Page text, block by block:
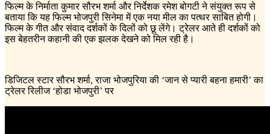
फिल्म के निर्माता कुमार सौरभ शर्मा और निर्देशक रमेश बोगटी ने संयुक्त रूप से
बताया कि यह फिल्म भोजपुरी सिनेमा में एक नया मील का पत्थर साबित होगी।
फिल्म के गीत और संवाद दर्शकों के दिलों को छू लेंगे। ट्रेलर आते ही दर्शकों को
इस बेहतरीन कहानी की एक झलक देखने को मिल रही है।
डिजिटल स्टार सौरभ शर्मा, राजा भोजपुरिया की ‘जान से प्यारी बहना हमारी’ का
ट्रेलर रिलीज ‘होडा भोजपुरी’ पर